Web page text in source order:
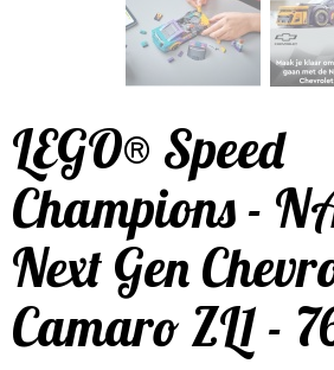
LEGO® Speed
Champions -
Next Gen
Camaro ZL1 -